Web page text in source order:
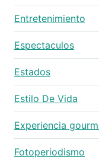
Entretenimiento
Espectaculos
Estados
Estilo De Vida
Experiencia
Fotoperiodismo